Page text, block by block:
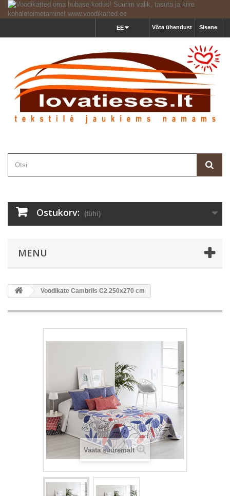
Sisene
Võta ühendust
EE
Ostukorv: (tühi)
MENU
Voodikate Cambrils C2 250x270 cm
Vaata suuremalt